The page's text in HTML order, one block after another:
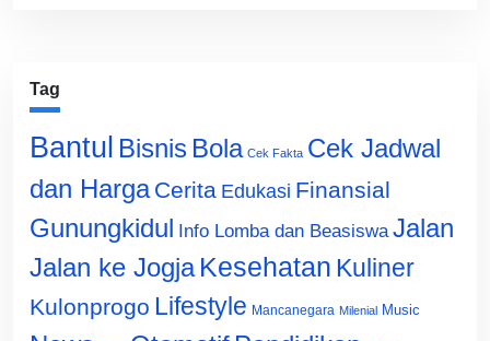
Tag
Bantul Bisnis Bola Cek Fakta Cek Jadwal
dan Harga Cerita Edukasi Finansial
Gunungkidul Info Lomba dan Beasiswa Jalan
Jalan ke Jogja Kesehatan Kuliner
Kulonprogo Lifestyle Mancanegara Milenial Music